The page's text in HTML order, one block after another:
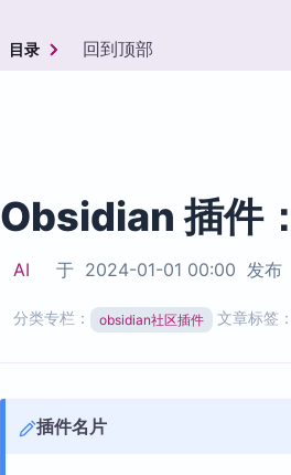
目录 回到顶部
Obsidian 插件
AI 于 2024-01-01 00:00 发布
分类专栏： obsidian社区插件 文章标签：
插件名片